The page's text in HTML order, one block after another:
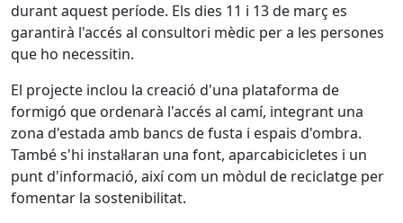
durant aquest període. Els dies 11 i 13 de març es
garantirà l'accés al consultori mèdic per a les persones
que ho necessitin.
El projecte inclou la creació d'una plataforma de
formigó que ordenarà l'accés al camí, integrant una
zona d'estada amb bancs de fusta i espais d'ombra.
També s'hi instal·laran una font, aparcabicicletes i un
punt d'informació, així com un mòdul de reciclatge per
fomentar la sostenibilitat.